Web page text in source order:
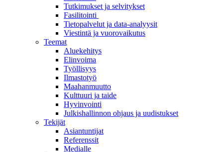
Tutkimukset ja selvitykset
Fasilitointi
Tietopalvelut ja data-analyysit
Viestintä ja vuorovaikutus
Teemat
Aluekehitys
Elinvoima
Työllisyys
Ilmastotyö
Maahanmuutto
Kulttuuri ja taide
Hyvinvointi
Julkishallinnon ohjaus ja uudistukset
Tekijät
Asiantuntijat
Referenssit
Medialle